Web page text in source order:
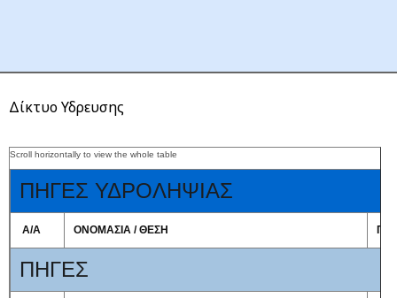
Δίκτυο Υδρευσης
ΠΗΓΕΣ ΥΔΡΟΛΗΨΙΑΣ
Α/Α ΟΝΟΜΑΣΙΑ / ΘΕΣΗ
ΠΗΓΕΣ